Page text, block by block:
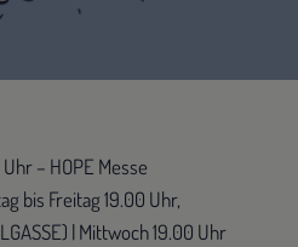
– HOPE Messe
bis Freitag 19.00 Uhr,
| Mittwoch 19.00 Uhr